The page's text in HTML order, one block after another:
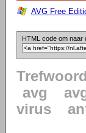
AVG Free
HTML code om naar
avg
virus